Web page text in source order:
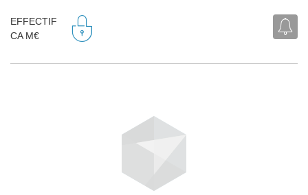
EFFECTIF
CA M€